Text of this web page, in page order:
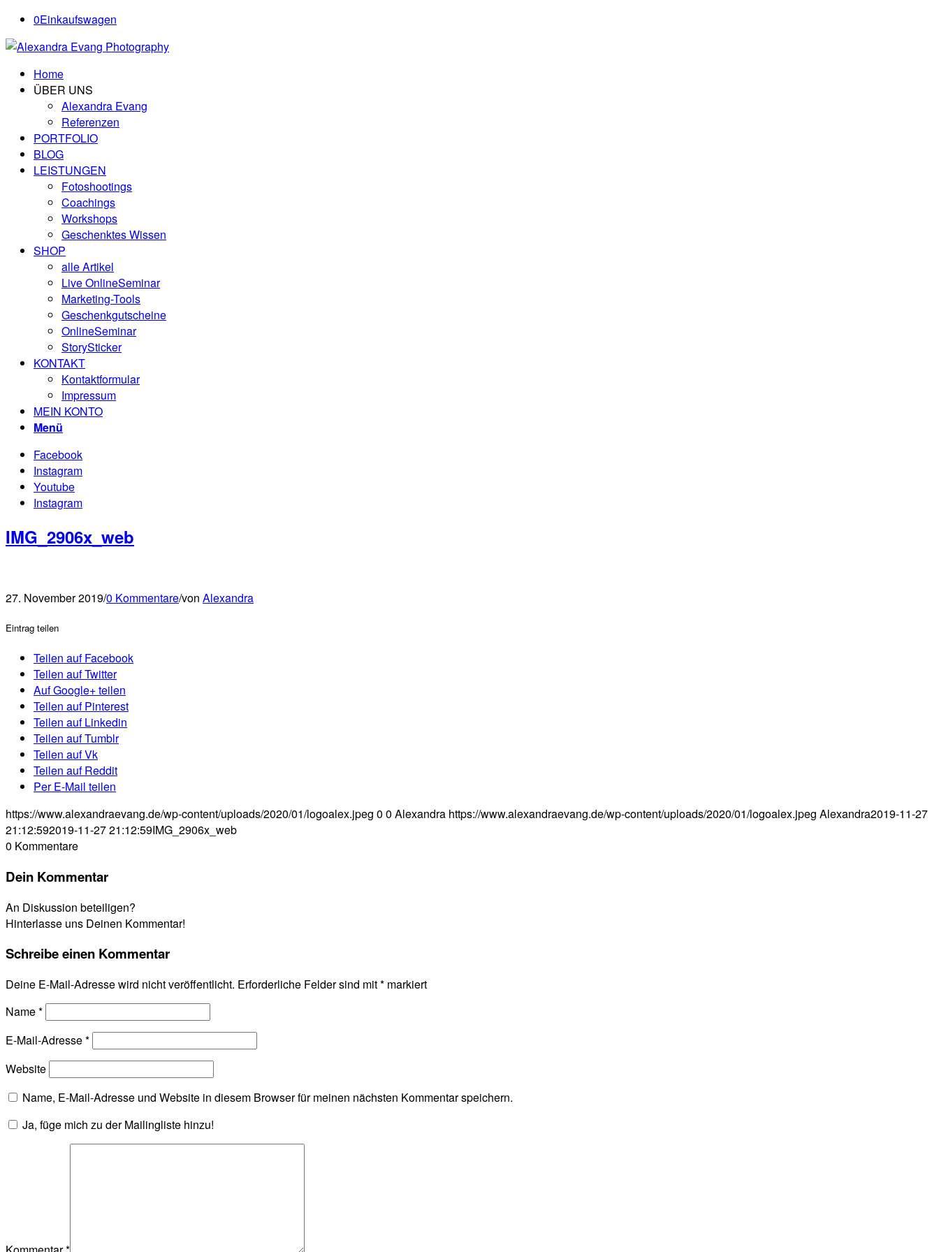
0Einkaufswagen
Home
ÜBER UNS
Alexandra Evang
Referenzen
PORTFOLIO
BLOG
LEISTUNGEN
Fotoshootings
Coachings
Workshops
Geschenktes Wissen
SHOP
alle Artikel
Live OnlineSeminar
Marketing-Tools
Geschenkgutscheine
OnlineSeminar
StorySticker
KONTAKT
Kontaktformular
Impressum
MEIN KONTO
Menü
Facebook
Instagram
Youtube
Instagram
IMG_2906x_web
27. November 2019/0 Kommentare/von Alexandra
Eintrag teilen
Teilen auf Facebook
Teilen auf Twitter
Auf Google+ teilen
Teilen auf Pinterest
Teilen auf Linkedin
Teilen auf Tumblr
Teilen auf Vk
Teilen auf Reddit
Per E-Mail teilen
https://www.alexandraevang.de/wp-content/uploads/2020/01/logoalex.jpeg 0 0 Alexandra https://www.alexandraevang.de/wp-content/uploads/2020/01/logoalex.jpeg Alexandra2019-11-27
21:12:592019-11-27 21:12:59IMG_2906x_web
0 Kommentare
Dein Kommentar
An Diskussion beteiligen?
Hinterlasse uns Deinen Kommentar!
Schreibe einen Kommentar
Deine E-Mail-Adresse wird nicht veröffentlicht. Erforderliche Felder sind mit* markiert
Name*
E-Mail-Adresse*
Website
Name, E-Mail-Adresse und Website in diesem Browser für meinen nächsten Kommentar speichern.
Ja, füge mich zu der Mailingliste hinzu!